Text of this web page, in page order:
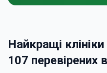
Найкращі
107 перевірених